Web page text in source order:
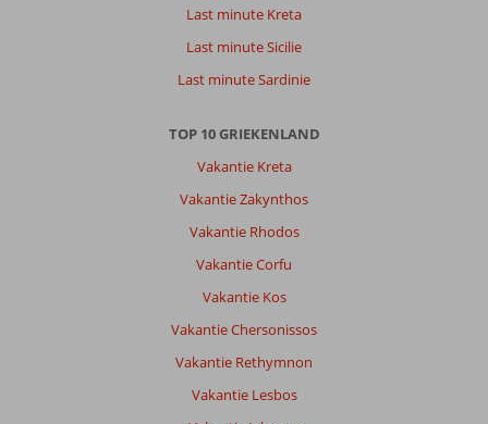
Last minute Kreta
Last minute Sicilie
Last minute Sardinie
TOP 10 GRIEKENLAND
Vakantie Kreta
Vakantie Zakynthos
Vakantie Rhodos
Vakantie Corfu
Vakantie Kos
Vakantie Chersonissos
Vakantie Rethymnon
Vakantie Lesbos